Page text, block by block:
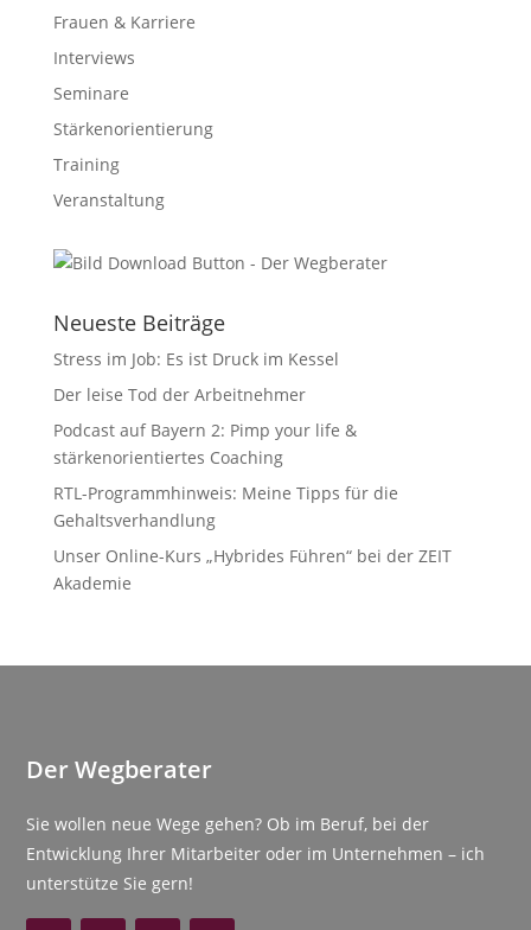
Frauen & Karriere
Interviews
Seminare
Stärkenorientierung
Training
Veranstaltung
Neueste Beiträge
Stress im Job: Es ist Druck im Kessel
Der leise Tod der Arbeitnehmer
Podcast auf Bayern 2: Pimp your life &
stärkenorientiertes Coaching
RTL-Programmhinweis: Meine Tipps für die
Gehaltsverhandlung
Unser Online-Kurs „Hybrides Führen“ bei der ZEIT
Akademie
Der Wegberater
Sie wollen neue Wege gehen? Ob im Beruf, bei der
Entwicklung Ihrer Mitarbeiter oder im Unternehmen – ich
unterstütze Sie gern!